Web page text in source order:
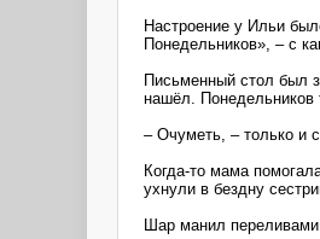
Настроение у Ильи
Понедельников», – с
Письменный стол был
нашёл. Понедельников
– Очуметь, – только и
Когда-то мама
ухнули в бездну
Шар манил переливами